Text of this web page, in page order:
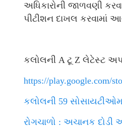
અધિકારોની જાળવણી
પીટીશન દાખલ કરવામાં
કલોલની A ટૂ Z લેટેસ્ટ
https://play.google.com/
કલોલની 59
રોગચાળો : અચાનક